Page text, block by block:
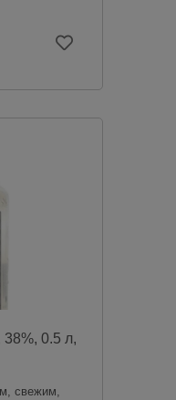
запрещена в
алкоголя
38%, 0.5 л,
свежим,